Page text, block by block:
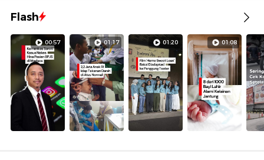
Flash
00:57 01:17 01:20 01:08